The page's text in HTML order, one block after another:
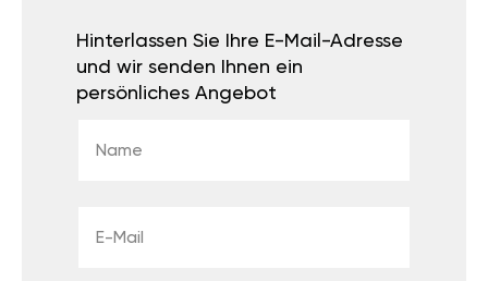
Hinterlassen Sie Ihre E-Mail-Adresse
und wir senden Ihnen ein
persönliches Angebot